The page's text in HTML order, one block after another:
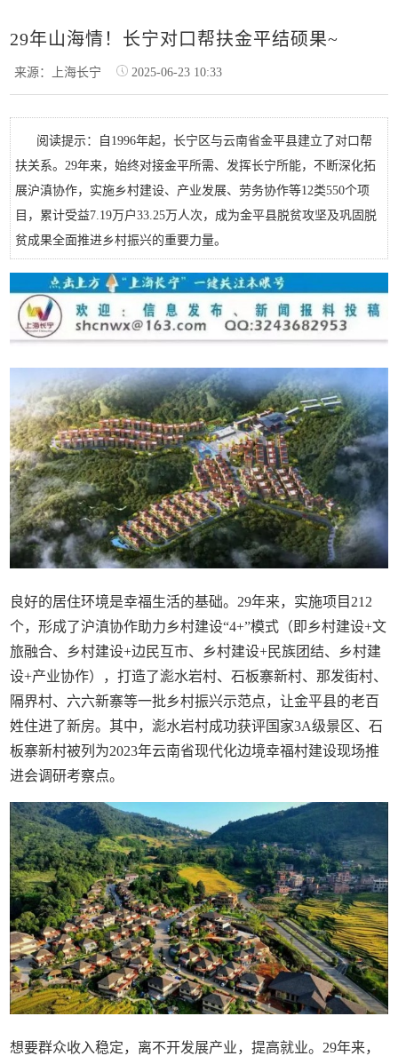
29年山海情！长宁对口帮扶金平结硕果~
来源：上海长宁 2025-06-23 10:33
阅读提示：自1996年起，长宁区与云南省金平县建立了对口帮
扶关系。29年来，始终对接金平所需、发挥长宁所能，不断深化拓
展沪滇协作，实施乡村建设、产业发展、劳务协作等12类550个项
目，累计受益7.19万户33.25万人次，成为金平县脱贫攻坚及巩固脱
贫成果全面推进乡村振兴的重要力量。
良好的居住环境是幸福生活的基础。29年来，实施项目212
个，形成了沪滇协作助力乡村建设“4+”模式（即乡村建设+文
旅融合、乡村建设+边民互市、乡村建设+民族团结、乡村建
设+产业协作），打造了滮水岩村、石板寨新村、那发街村、
隔界村、六六新寨等一批乡村振兴示范点，让金平县的老百
姓住进了新房。其中，滮水岩村成功获评国家3A级景区、石
板寨新村被列为2023年云南省现代化边境幸福村建设现场推
进会调研考察点。
想要群众收入稳定，离不开发展产业，提高就业。29年来，